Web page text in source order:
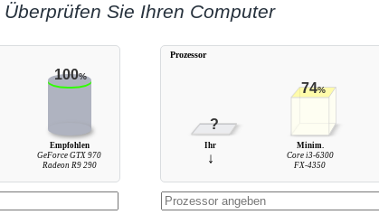
Überprüfen Sie Ihren Computer
100%
Empfohlen
GeForce GTX 970
Radeon R9 290
?
74%
Ihr
↓
Minim.
Core i3-6300
FX-4350
Prozessor